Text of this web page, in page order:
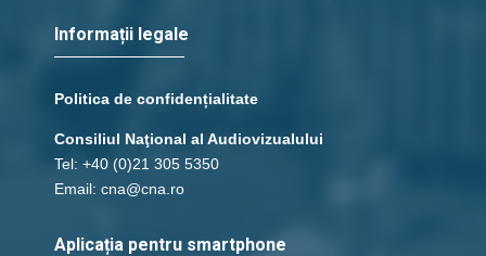
Informații legale
Politica de confidențialitate
Consiliul Naţional al Audiovizualului
Tel: +40 (0)21 305 5350
Email: cna@cna.ro
Aplicația pentru smartphone